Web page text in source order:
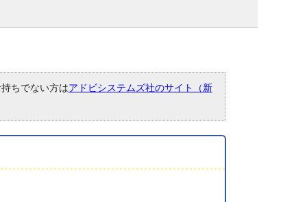
ちでない方はアドビシステムズ社のサイト（新